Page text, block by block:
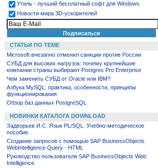
Утиль - лучший бесплатный софт для Windows
Новости мира 3D-ускорителей
СТАТЬИ ПО ТЕМЕ
Microsoft внезапно отменил санкции против России
СУБД для высоких нагрузок: почему крупнейшие
компании страны выбирают Postgres Pro Enterprise
Чем заменить СУБД от Oracle или IBM?
Азбука MySQL: практика, особенности, принципы
функционирования
Обзор баз данных PostgreSQL
НОВИНКИ КАТАЛОГА DOWNLOAD
Задворьев И.С. Язык PL/SQL. Учебно-методическое
пособие.
Создание запросов с помощью SAP BusinessObjects
WebIntelligence Query - HTML
Руководство пользователя SAP BusinessObjects Web
Intelligence